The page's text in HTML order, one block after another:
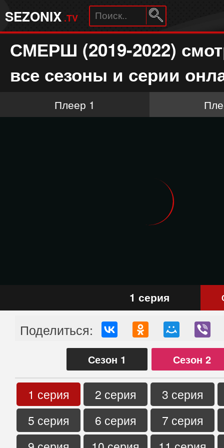
SEZONIX .TV
СМЕРШ (2019-2022)
все сезоны и серии
Плеер 1
1 серия
Поделиться:
Сезон 1 Сезон 2
1 серия 2 серия
3 серия
5 серия
6 серия
7 серия